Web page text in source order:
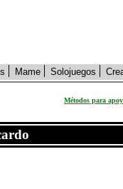
Mame Solojuegos
Métodos para